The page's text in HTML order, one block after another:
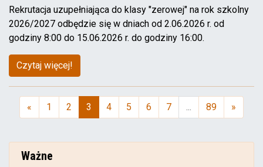
Rekrutacja uzupełniająca do klasy "zerowej" na rok szkolny
2026/2027 odbędzie się w dniach od 2.06.2026 r. od
godziny 8:00 do 15.06.2026 r. do godziny 16:00.
Czytaj więcej!
« 1 2
3
4 5 6 7 ... 89 »
Ważne